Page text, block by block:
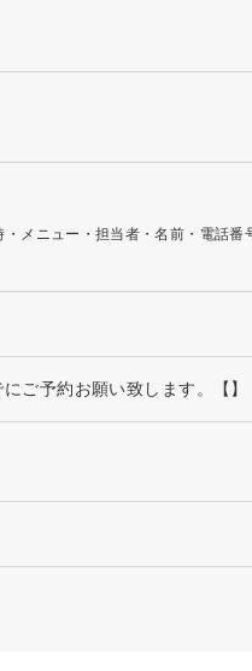
メニュー・担当者・名前・電話番
ご予約お願い致します。【】